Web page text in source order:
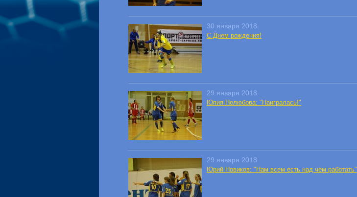
30 января 2018
С Днем рождения!
29 января 2018
Юлия Нелюбова: "Наигралась!"
29 января 2018
Юрий Новиков: "Нам всем есть над чем работать"